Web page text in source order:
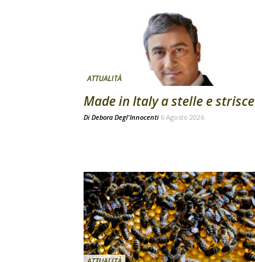
ATTUALITÀ
Made in Italy a stelle e strisce
Di Debora Degl'Innocenti 6 Agosto 2026